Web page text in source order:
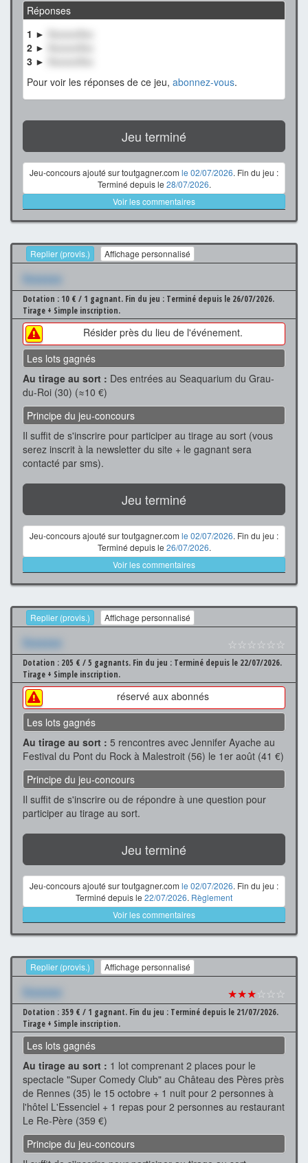
Réponses
1 ►
XxxxxxXxx
2 ►
3 ►
Pour voir les réponses de ce jeu, abonnez-vous.
Jeu terminé
Jeu-concours ajouté sur toutgagner.com le 02/07/2026. Fin du jeu :
Terminé depuis le 28/07/2026.
Voir les commentaires
Replier (provis.) Affichage personnalisé
Xxxxxxx
Dotation : 10 € / 1 gagnant. Fin du jeu : Terminé depuis le 26/07/2026.
Tirage + Simple inscription.
Résider près du lieu de l'événement.
Les lots gagnés
Au tirage au sort : Des entrées au Seaquarium du Grau-
du-Roi (30) (≈10 €)
Principe du jeu-concours
Il suffit de s'inscrire pour participer au tirage au sort (vous
serez inscrit à la newsletter du site + le gagnant sera
contacté par sms).
Jeu terminé
Jeu-concours ajouté sur toutgagner.com le 02/07/2026. Fin du jeu :
Terminé depuis le 26/07/2026.
Voir les commentaires
Replier (provis.) Affichage personnalisé
Xxxxxxx ☆☆☆☆☆☆
Dotation : 205 € / 5 gagnants. Fin du jeu : Terminé depuis le 22/07/2026.
Tirage + Simple inscription.
réservé aux abonnés
Les lots gagnés
Au tirage au sort : 5 rencontres avec Jennifer Ayache au
Festival du Pont du Rock à Malestroit (56) le 1er août (41 €)
Principe du jeu-concours
Il suffit de s'inscrire ou de répondre à une question pour
participer au tirage au sort.
Jeu terminé
Jeu-concours ajouté sur toutgagner.com le 02/07/2026. Fin du jeu :
Terminé depuis le 22/07/2026. Règlement
Voir les commentaires
Replier (provis.) Affichage personnalisé
Xxxxxxx ★★★☆☆☆
Dotation : 359 € / 1 gagnant. Fin du jeu : Terminé depuis le 21/07/2026.
Tirage + Simple inscription.
Les lots gagnés
Au tirage au sort : 1 lot comprenant 2 places pour le
spectacle "Super Comedy Club" au Château des Pères près
de Rennes (35) le 15 octobre + 1 nuit pour 2 personnes à
l'hôtel L'Essenciel + 1 repas pour 2 personnes au restaurant
Le Re-Père (359 €)
Principe du jeu-concours